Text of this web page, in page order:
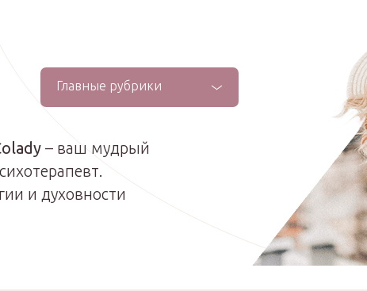
Главные рубрики
– ваш мудрый
и духовности